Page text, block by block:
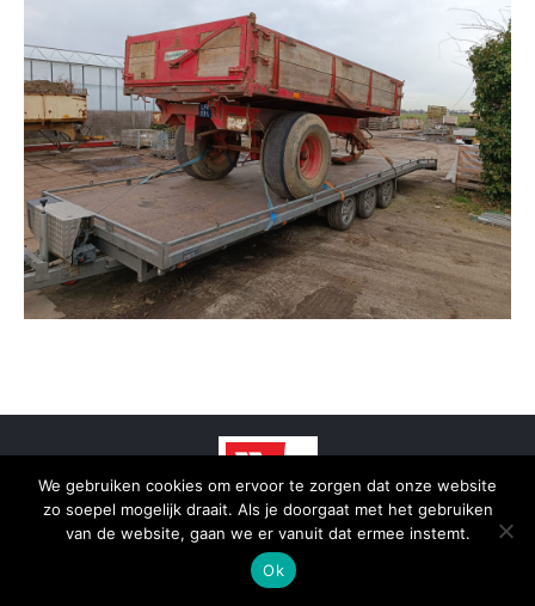
© 2025 - SmidTrans - Koerier Groningen
Bottom menu
We gebruiken cookies om ervoor te zorgen dat onze website
zo soepel mogelijk draait. Als je doorgaat met het gebruiken
van de website, gaan we er vanuit dat ermee instemt.
Ok